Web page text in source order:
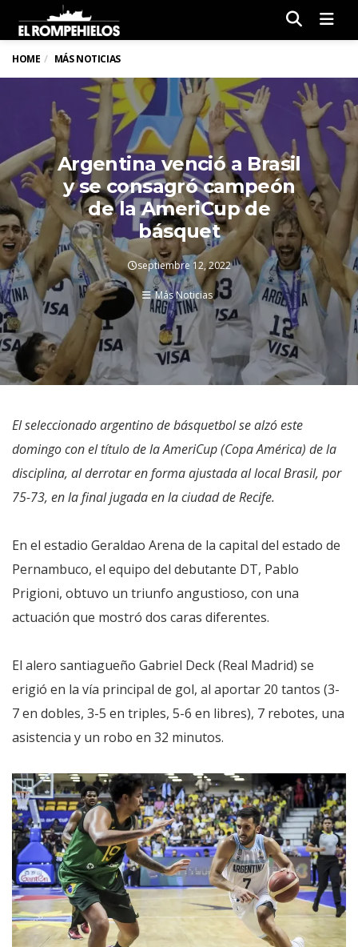
HOME MÁS NOTICIAS
Argentina venció a Brasil
y se consagró campeón
de la AmeriCup de
básquet
septiembre 12, 2022
Más Noticias
El seleccionado argentino de básquetbol se alzó este
domingo con el título de la AmeriCup (Copa América) de la
disciplina, al derrotar en forma ajustada al local Brasil, por
75-73, en la final jugada en la ciudad de Recife.
En el estadio Geraldao Arena de la capital del estado de
Pernambuco, el equipo del debutante DT, Pablo
Prigioni, obtuvo un triunfo angustioso, con una
actuación que mostró dos caras diferentes.
El alero santiagueño Gabriel Deck (Real Madrid) se
erigió en la vía principal de gol, al aportar 20 tantos (3-
7 en dobles, 3-5 en triples, 5-6 en libres), 7 rebotes, una
asistencia y un robo en 32 minutos.